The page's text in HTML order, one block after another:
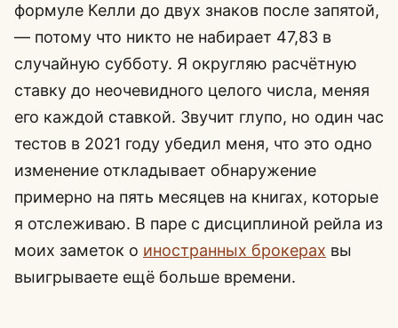
формуле Келли до двух знаков после запятой,
— потому что никто не набирает 47,83 в
случайную субботу. Я округляю расчётную
ставку до неочевидного целого числа, меняя
его каждой ставкой. Звучит глупо, но один час
тестов в 2021 году убедил меня, что это одно
изменение откладывает обнаружение
примерно на пять месяцев на книгах, которые
я отслеживаю. В паре с дисциплиной рейла из
моих заметок о иностранных брокерах вы
выигрываете ещё больше времени.